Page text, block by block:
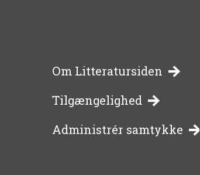
-
bibliotekernes
Om Litteratursiden
Tilgængelighed
Administrér samtykke